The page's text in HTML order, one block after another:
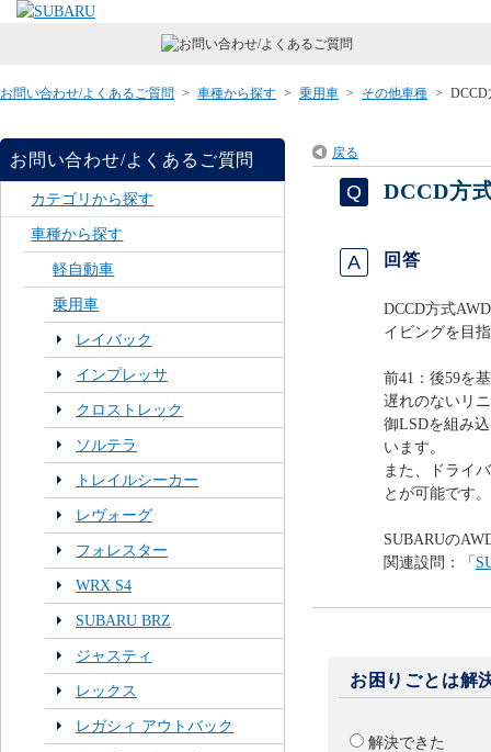
お問い合わせ/よくあるご質問 > 車種から探す > 乗用車 > その他車種 >
お問い合わせ/よくあるご質問
カテゴリから探す
車種から探す
軽自動車
乗用車
レイバック
インプレッサ
クロストレック
ソルテラ
トレイルシーカー
レヴォーグ
フォレスター
WRX S4
SUBARU BRZ
ジャスティ
レックス
レガシィ アウトバック
戻る
DCCD方
回答
DCCD方式
イビングを目
前41：後59を
遅れのないリ
御LSDを組み
います。
また、ドライ
とが可能です。
SUBARUの
関連設問：「
お困りごとは解
解決できた